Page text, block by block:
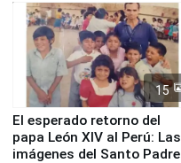
de Chile
15
El esperado retorno del
papa León XIV al Perú: Las
imágenes del Santo Padre